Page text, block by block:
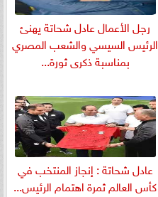
رجل الأعمال عادل شحاتة يهنئ
الرئيس السيسي والشعب المصري
بمناسبة ذكرى ثورة...
عادل شحاتة : إنجاز المنتخب في
كأس العالم ثمرة اهتمام الرئيس...